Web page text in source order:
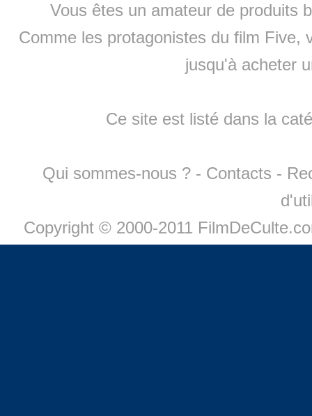
Vous êtes un amateur de produits
Comme les protagonistes du film Five,
jusqu'à acheter
Ce site est listé dans la
Qui sommes-nous ? - Contacts -
Copyright © 2000-2011